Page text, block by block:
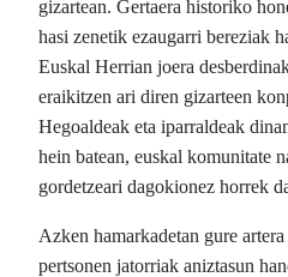
gizartean. Gertaera historiko
hasi zenetik ezaugarri bereziak
Euskal Herrian joera
eraikitzen ari diren gizarteen
Hegoaldeak eta iparraldeak
hein batean, euskal komunitate
gordetzeari dagokionez horrek
Azken hamarkadetan gure
pertsonen jatorriak aniztasun